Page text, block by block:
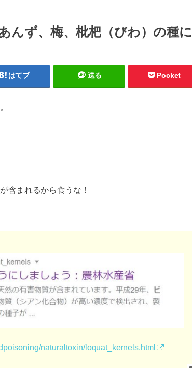
ず、梅、枇杷（びわ）の種に
はてブ 送る Pocket
含まれるから食うな！
naturaltoxin/loquat_kernels.html